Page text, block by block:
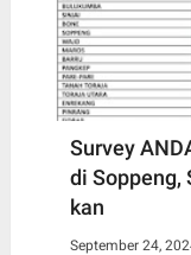
Survey
di Soppeng,
kan
September 24,